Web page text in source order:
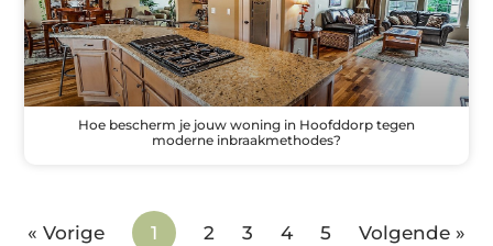
Hoe bescherm je jouw woning in Hoofddorp tegen
moderne inbraakmethodes?
« Vorige 1 2 3 4 5 Volgende »